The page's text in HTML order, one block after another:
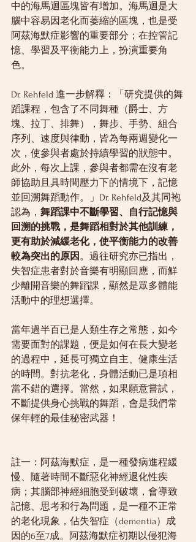
中的海馬迴區塊皆有增加。海馬迴是大
腦中容易因老化而萎縮的區塊，也是受
阿茲海默症影響的重要部分；在控管記
憶、學習及平衡能力上，扮演重要角
色。
Dr. Rehfeld 進一步解釋：「研究提供的舞
蹈課程，包含了不同舞種（爵士、方
塊、拉丁、排舞），舞步、手勢、組合
序列、速度與律動，皆為每兩週變化一
次，使參與者處於持續學習的狀態中。
此外，每次上課，參與者都需在沒有老
師協助且具時間壓力下的情境下，記憶
並回溯舞蹈動作。」Dr. Rehfeld及其同袍
認為， 舞蹈課中不斷學習、自行記憶與
回溯的挑戰，是舞蹈相對於其他訓練，
更有助於減緩老化，使平衡能力的改善
較為突出的原因 。過往研究亦已指出，
失智症患者對於音樂有明顯回應，而鮮
少離開音樂的舞蹈課，顯然是眾多體能
活動中的理想選擇。
當年過半百已是人類生存之常態，如今
需要面對的課題，便是如何在長大變老
的過程中，延長可獨立自主、健康生活
的時間。對抗老化，身體活動已是項相
當不錯的選擇。當然，如果願意嘗試，
不斷提供身心挑戰的舞蹈，會是我們常
保年輕的最佳秘密武器！
註一：阿茲海默症，是一種發病進程緩
慢、隨著時間不斷惡化神經退化性疾
病；其腦部神經細胞受到破壞，會導致
記憶、思考和行為問題，是一種不正常
的老化現象，佔失智症（dementia）成
因的6至7成。阿茲海默症初期以侵犯海